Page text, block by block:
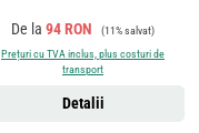
Preț de vânzare:
De la 94 RON Preț obișnuit:
(11% salvat)
Prețuri cu TVA inclus, plus costuri de
transport
Detalii